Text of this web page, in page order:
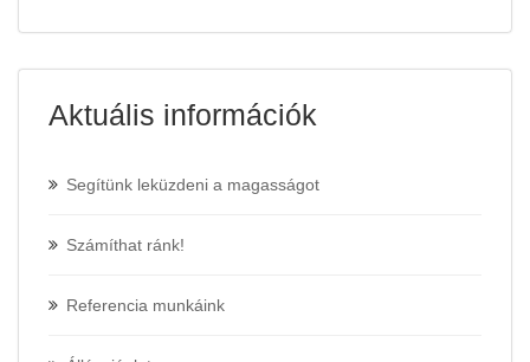
Aktuális információk
Segítünk leküzdeni a magasságot
Számíthat ránk!
Referencia munkáink